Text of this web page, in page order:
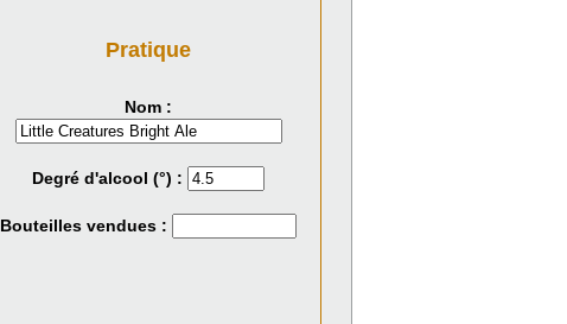
Pratique
Nom :
Degré d'alcool (°) :
Bouteilles vendues :